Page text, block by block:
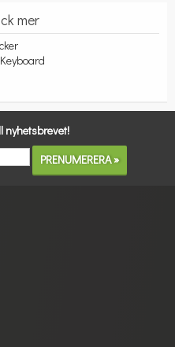
mer
nyhetsbrevet!